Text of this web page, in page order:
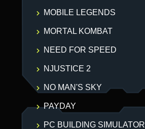
MOBILE LEGENDS
MORTAL KOMBAT
NEED FOR SPEED
NJUSTICE 2
NO MAN'S SKY
PAYDAY
PC BUILDING SIMULATOR